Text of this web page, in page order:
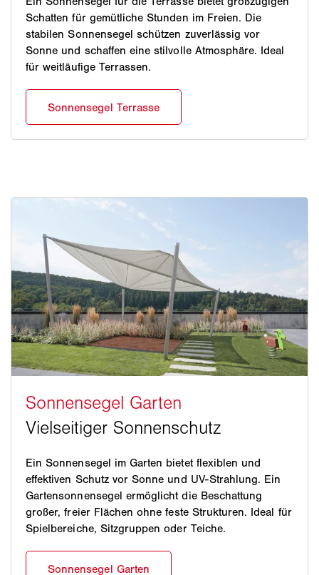
Schatten für gemütliche Stunden im Freien. Die
stabilen Sonnensegel schützen zuverlässig vor
Sonne und schaffen eine stilvolle Atmosphäre. Ideal
für weitläufige Terrassen.
Ein Sonnensegel im Garten bietet flexiblen und
effektiven Schutz vor Sonne und UV-Strahlung. Ein
Gartensonnensegel ermöglicht die Beschattung
großer, freier Flächen ohne feste Strukturen. Ideal für
Spielbereiche, Sitzgruppen oder Teiche.